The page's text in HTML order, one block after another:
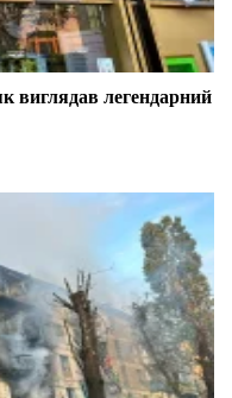
виглядав легендарний